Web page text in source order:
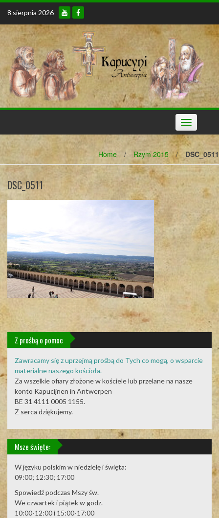
Skip
content
8 sierpnia 2026
Toggle
navigation
Home / Rzym 2015 / DSC_0511
DSC_0511
Z prośbą o pomoc
Zawracamy się z uprzejmą prośbą do Tych co mogą, o wsparcie
materialne naszego kościoła.
Za wszelkie ofiary złożone w kościele lub przelane na nasze
konto Kapucijnen in Antwerpen
BE 31 4111 0005 1155.
Z serca dziękujemy.
Msze święte:
W języku polskim w niedzielę i święta:
09:00; 12:30; 17:00
Spowiedź podczas Mszy św.
We czwartek i piątek w godz.
10:00-12:00 i 15:00-17:00